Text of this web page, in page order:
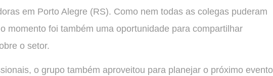
em Porto Alegre (RS). Como nem todas as colegas puderam
momento foi também uma oportunidade para compartilhar
o setor.
o grupo também aproveitou para planejar o próximo evento